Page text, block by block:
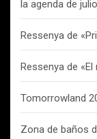
la agenda de
Ressenya de
Ressenya de
Tomorrowland
Zona de baños